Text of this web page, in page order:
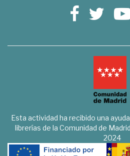
Esta actividad ha recibido una
librerías de la Comunidad de
2024